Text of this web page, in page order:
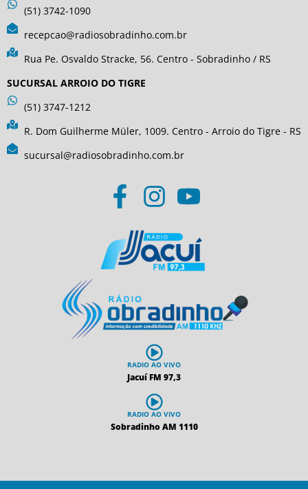
(51) 3742-1090
recepcao@radiosobradinho.com.br
Rua Pe. Osvaldo Stracke, 56. Centro - Sobradinho / RS
SUCURSAL ARROIO DO TIGRE
(51) 3747-1212
R. Dom Guilherme Müler, 1009. Centro - Arroio do Tigre - RS
sucursal@radiosobradinho.com.br
RADIO AO VIVO
Jacuí FM 97,3
RADIO AO VIVO
Sobradinho AM 1110